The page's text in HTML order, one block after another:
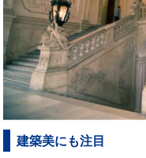
建築美にも注目